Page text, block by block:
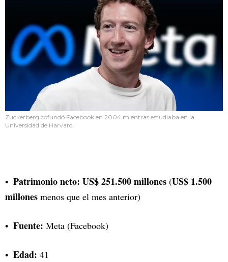
Zuckerberg cofundó Facebook en 2004 mientras estudiaba en la
Universidad de Harvard.
Patrimonio neto: US$ 251.500 millones (US$ 1.500
millones menos que el mes anterior)
Fuente: Meta (Facebook)
Edad: 41